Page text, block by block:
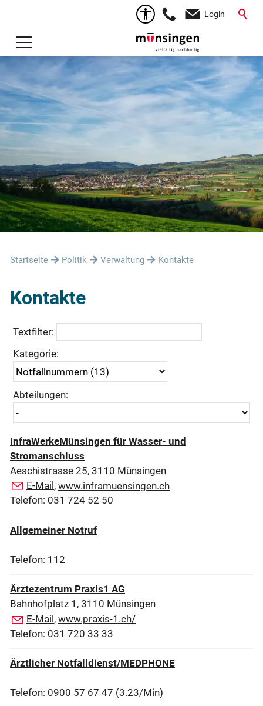
Login
Startseite Politik Verwaltung Kontakte
Kontakte
Textfilter:
Kategorie:
Abteilungen:
InfraWerkeMünsingen für Wasser- und
Stromanschluss
Aeschistrasse 25, 3110 Münsingen
E-Mail , www.inframuensingen.ch
Telefon: 031 724 52 50
Allgemeiner Notruf
Telefon: 112
Ärztezentrum Praxis1 AG
Bahnhofplatz 1, 3110 Münsingen
E-Mail, www.praxis-1.ch/
Telefon: 031 720 33 33
Ärztlicher Notfalldienst/MEDPHONE
Telefon: 0900 57 67 47 (3.23/Min)